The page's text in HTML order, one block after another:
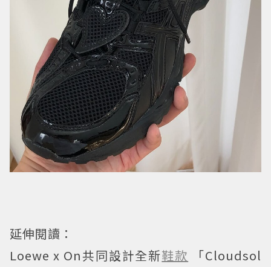
延伸閱讀：
Loewe x On共同設計全新鞋款
「Cloudsol